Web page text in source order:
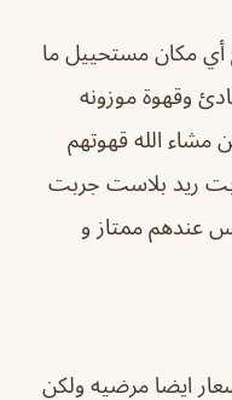
أي مكان مستحييل ما
وقهوة موزونه
مشاء الله قهوتهم
ريد بلاست جربت
عندهم ممتاز و
ايضا مرضيه ولكن